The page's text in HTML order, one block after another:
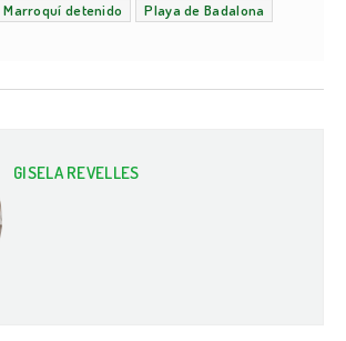
Marroquí detenido
Playa de Badalona
GISELA REVELLES